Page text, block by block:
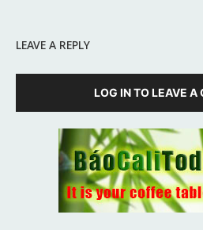
LEAVE A REPLY
LOG IN TO LEAVE A